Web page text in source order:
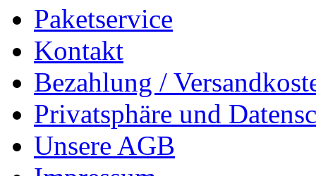
Paketservice
Kontakt
Bezahlung /
Privatsphäre und
Unsere AGB